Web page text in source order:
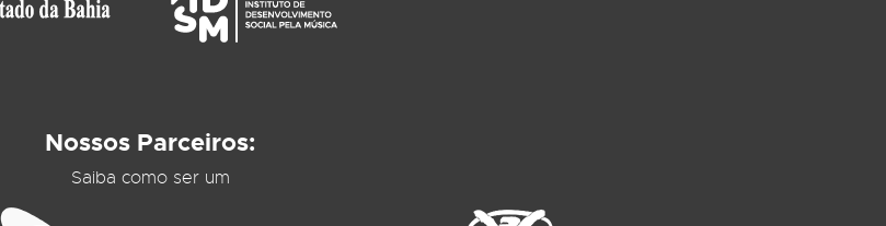
Nossos Parceiros:
Saiba como ser um